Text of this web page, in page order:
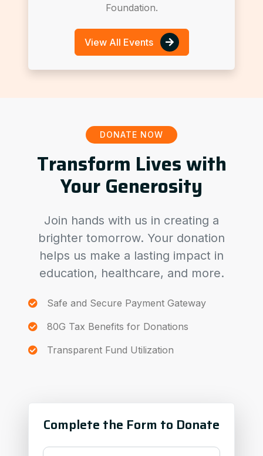
Foundation.
View All Events
DONATE NOW
Transform Lives with
Your Generosity
Join hands with us in creating a
brighter tomorrow. Your donation
helps us make a lasting impact in
education, healthcare, and more.
Safe and Secure Payment Gateway
80G Tax Benefits for Donations
Transparent Fund Utilization
Complete the Form to Donate